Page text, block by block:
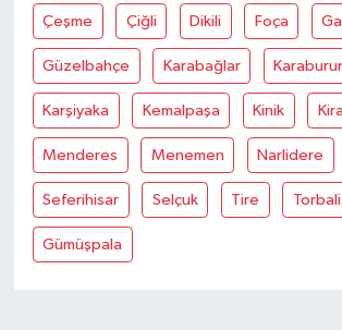
Çeşme Çiğli Dikili Foça
Güzelbahçe Karabağlar
Karşiyaka Kemalpaşa Kinik
Menderes Menemen Narlidere
Seferihisar Selçuk Tire Torbali
Gümüşpala